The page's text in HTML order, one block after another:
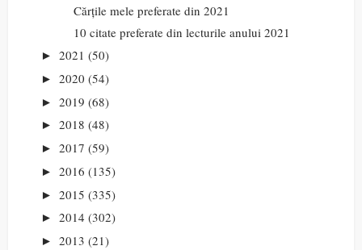
Cărțile mele preferate din 2021
10 citate preferate din lecturile anului 2021
► 2021 (50)
► 2020 (54)
► 2019 (68)
► 2018 (48)
► 2017 (59)
► 2016 (135)
► 2015 (335)
► 2014 (302)
► 2013 (21)